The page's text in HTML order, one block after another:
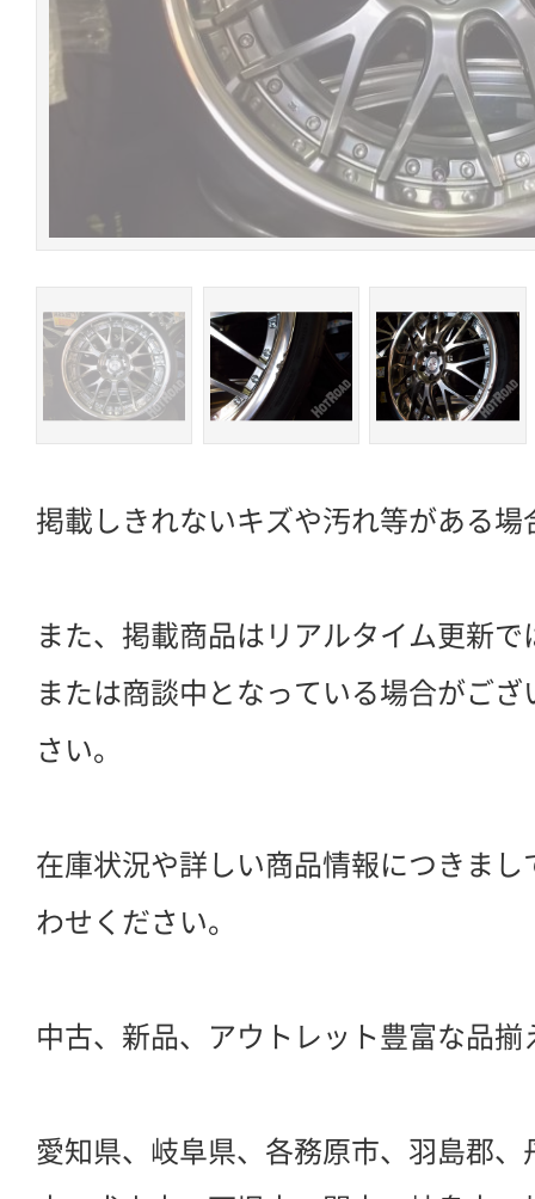
掲載しきれないキズや汚れ等がある場
また、掲載商品はリアルタイム更新
または商談中となっている場合がご
さい。
在庫状況や詳しい商品情報につきま
わせください。
中古、新品、アウトレット豊富な品揃
愛知県、岐阜県、各務原市、羽島郡